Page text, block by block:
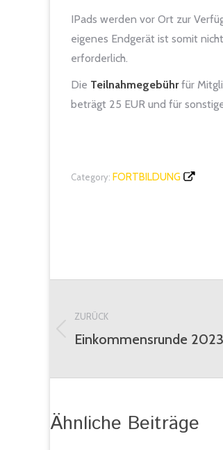
IPads werden vor Ort zur
eigenes Endgerät ist somit
erforderlich.
Die Teilnahmegebührfür
beträgt 25 EUR und für
Category: FORTBILDUNG
ZURÜCK
Vorheriger
Einkommensrunde 2023
Ähnliche Beiträge